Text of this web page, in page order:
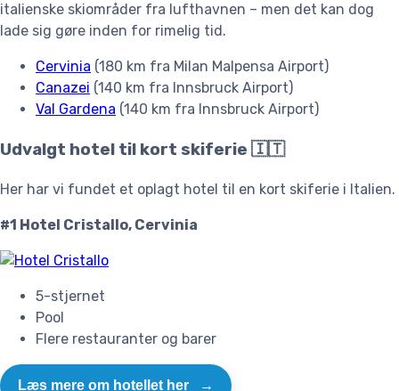
italienske skiområder fra lufthavnen – men det kan dog
lade sig gøre inden for rimelig tid.
Cervinia (180 km fra Milan Malpensa Airport)
Canazei (140 km fra Innsbruck Airport)
Val Gardena (140 km fra Innsbruck Airport)
Udvalgt hotel til kort skiferie 🇮🇹
Her har vi fundet et oplagt hotel til en kort skiferie i Italien.
#1 Hotel Cristallo, Cervinia
5-stjernet
Pool
Flere restauranter og barer
Læs mere om hotellet her →